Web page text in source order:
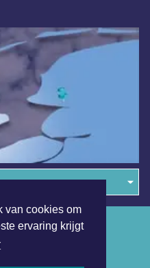
van cookies om
ervaring krijgt